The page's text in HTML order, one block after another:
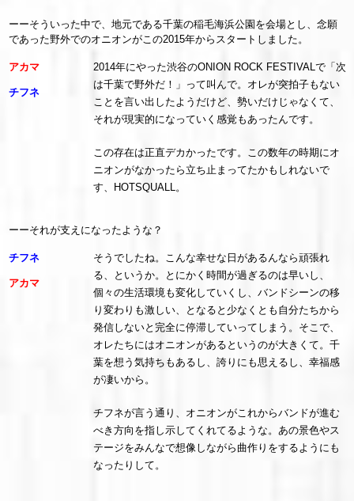
ーーそういった中で、地元である千葉の稲毛海浜公園を会場とし、念願
であった野外でのオニオンがこの2015年からスタートしました。
アカマ
2014年にやった渋谷のONION ROCK FESTIVALで「次
は千葉で野外だ！」って叫んで。オレが突拍子もない
ことを言い出したようだけど、勢いだけじゃなくて、
それが現実的になっていく感覚もあったんです。
チフネ
この存在は正直デカかったです。この数年の時期にオ
ニオンがなかったら立ち止まってたかもしれないで
す、HOTSQUALL。
ーーそれが支えになったような？
チフネ
そうでしたね。こんな幸せな日があるんなら頑張れ
る、というか。とにかく時間が過ぎるのは早いし、
個々の生活環境も変化していくし、バンドシーンの移
り変わりも激しい、となると少なくとも自分たちから
発信しないと完全に停滞していってしまう。そこで、
オレたちにはオニオンがあるというのが大きくて。千
葉を想う気持ちもあるし、誇りにも思えるし、幸福感
が凄いから。
アカマ
チフネが言う通り、オニオンがこれからバンドが進む
べき方向を指し示してくれてるような。あの景色やス
テージをみんなで想像しながら曲作りをするようにも
なったりして。